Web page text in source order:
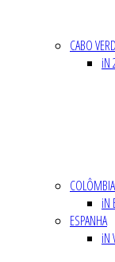
CABO
iN
COLÔMBIA
iN
ESPANHA
iN